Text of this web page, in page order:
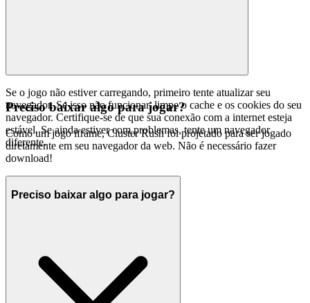
Se o jogo não estiver carregando, primeiro tente atualizar seu
navegador. Se isso não funcionar, limpe o cache e os cookies do seu
navegador. Certifique-se de que sua conexão com a internet esteja
estável. Se ainda estiver com problemas, tente um navegador
diferente.
Preciso baixar algo para jogar?
Como um jogo iframe, Cluster Rush foi projetado para ser jogado
diretamente em seu navegador da web. Não é necessário fazer
download!
Preciso baixar algo para jogar?